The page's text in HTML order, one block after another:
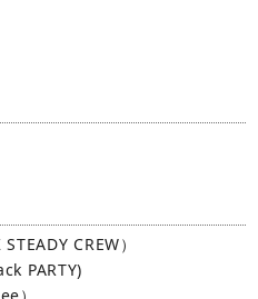
CREW）
PARTY)